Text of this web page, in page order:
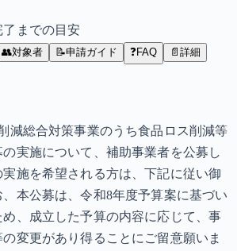
までの目安
👥対象者 📝申請ガイド ❓FAQ 📄 詳細
減総合対策事業のうち食品ロス削減等
実施について、補助事業者を公募し
実施を希望される方は、下記に従い御
本公募は、令和8年度予算案に基づい
、成立した予算の内容に応じて、事
変更があり得ることにご留意願いま